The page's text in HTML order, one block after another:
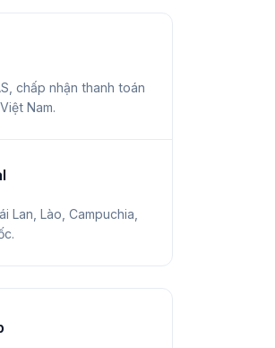
chấp nhận thanh toán
Nam.
Lan, Lào, Campuchia,